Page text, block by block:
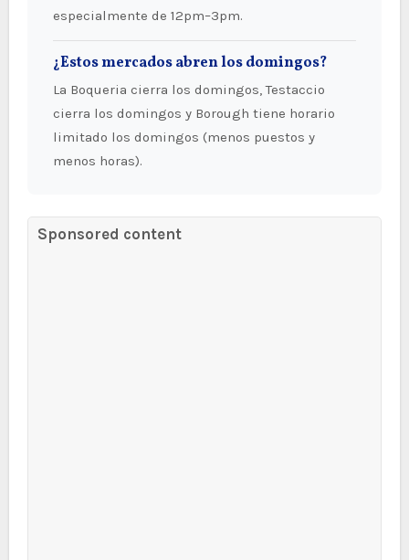
especialmente de 12pm–3pm.
¿Estos mercados abren los domingos?
La Boqueria cierra los domingos, Testaccio
cierra los domingos y Borough tiene horario
limitado los domingos (menos puestos y
menos horas).
Sponsored content